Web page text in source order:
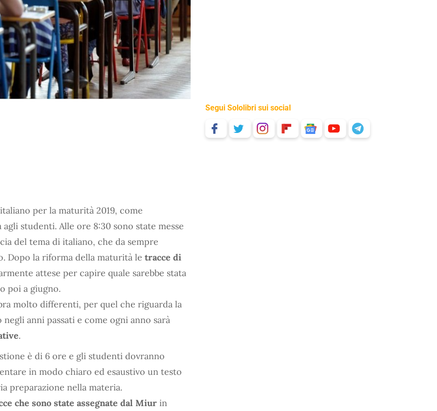
per la maturità 2019, come
studenti. Alle ore 8:30 sono state messe
del tema di italiano, che da sempre
Dopo la riforma della maturità le tracce di
attese per capire quale sarebbe stata
poi a giugno.
molto differenti, per quel che riguarda la
anni passati e come ogni anno sarà
.
è di 6 ore e gli studenti dovranno
in modo chiaro ed esaustivo un testo
preparazione nella materia.
che sono state assegnate dal Miur in
Segui Sololibri sui social